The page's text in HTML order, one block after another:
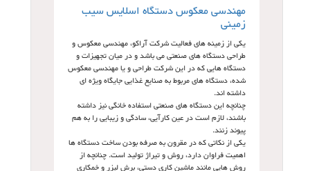
مهندسی معکوس دستگاه اسلایس سیب
زمینی
یکی از زمینه های فعالیت شرکت آراکو، مهندسی معکوس و
طراحی دستگاه های صنعتی می باشد و در میان تجهیزات و
دستگاه هایی که در این شرکت طراحی و یا مهندسی معکوس
شده، دستگاه های مربوط به صنایع غذایی جایگاه ویژه ای
داشته اند.
چنانچه این دستگاه های صنعتی استفاده خانگی نیز داشته
باشند، لازم است در عین کارآیی، سادگی و زیبایی را به هم
پیوند زنند.
یکی از نکاتی که در مقرون به صرفه بودن ساخت دستگاه ها
اهمیت فراوان دارد، روش و تیراژ تولید است. چنانچه از
روش هایی مانند ماشین کاری دستی، برش لیزر و خمکاری